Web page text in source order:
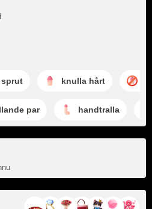
sprut knulla hårt
par handtralla